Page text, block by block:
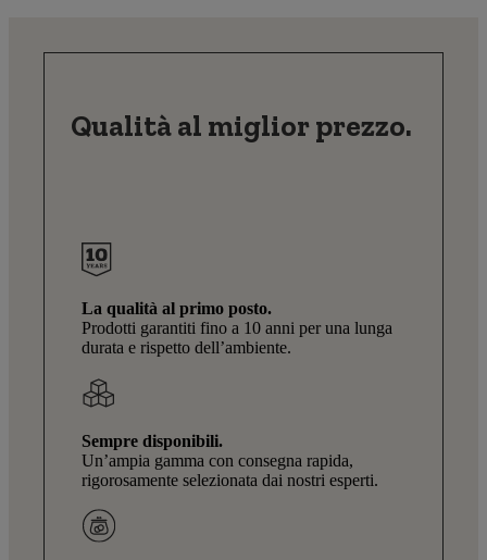
Qualità al miglior prezzo.
La qualità al primo posto.
Prodotti garantiti fino a 10 anni per una lunga
durata e rispetto dell’ambiente.
Sempre disponibili.
Un’ampia gamma con consegna rapida,
rigorosamente selezionata dai nostri esperti.